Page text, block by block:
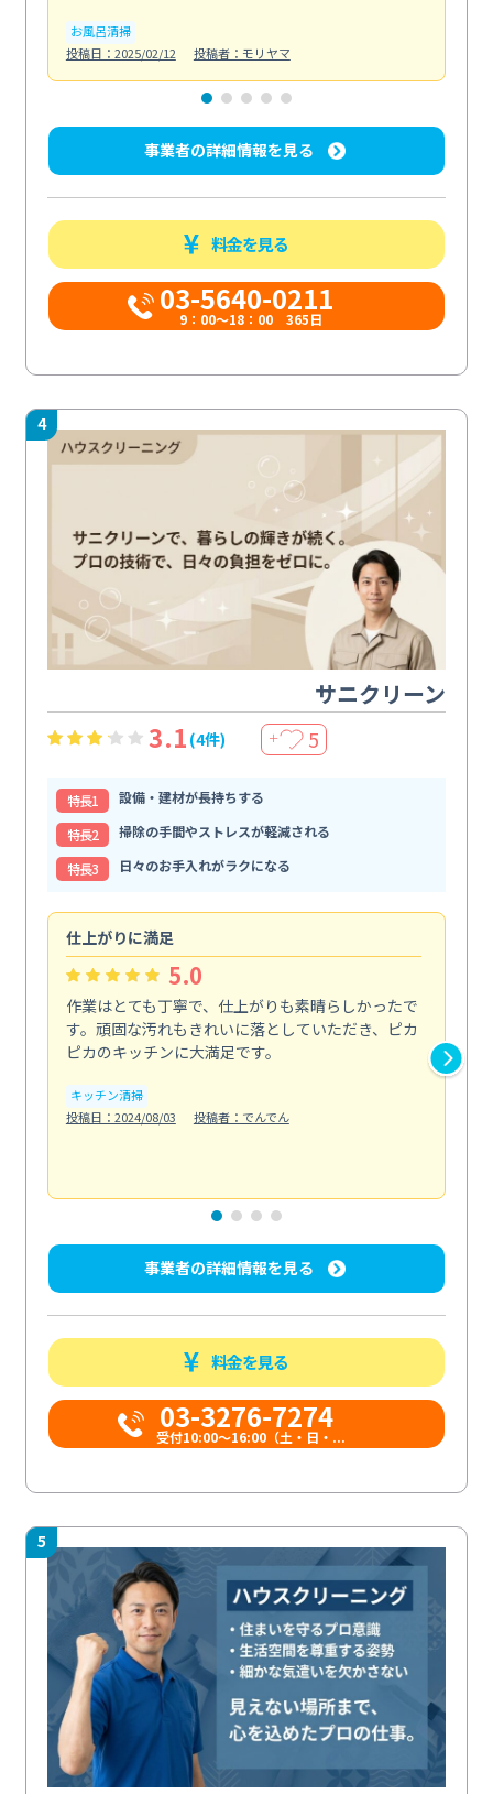
お風呂清掃
投稿日：2025/02/12
投稿者：モリヤマ
事業者の詳細情報を見る
料金を見る
03-5640-0211
9：00～18：00 365日
4
サニクリーン
3.1 (4件) ＋ 5
特⻑1
設備・建材が長持ちする
特⻑2
掃除の手間やストレスが軽減される
特⻑3
日々のお手入れがラクになる
仕上がりに満足
5.0
作業はとても丁寧で、仕上がりも素晴らしかったで
す。頑固な汚れもきれいに落としていただき、ピカ
ピカのキッチンに大満足です。
キッチン清掃
投稿日：2024/08/03
投稿者：でんでん
事業者の詳細情報を見る
料金を見る
03-3276-7274
受付10:00〜16:00（土・日・...
5